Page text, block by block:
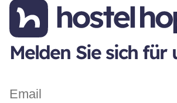
Melden Sie sich